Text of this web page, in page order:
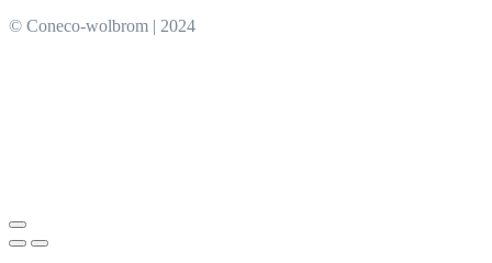
© Coneco-wolbrom | 2024